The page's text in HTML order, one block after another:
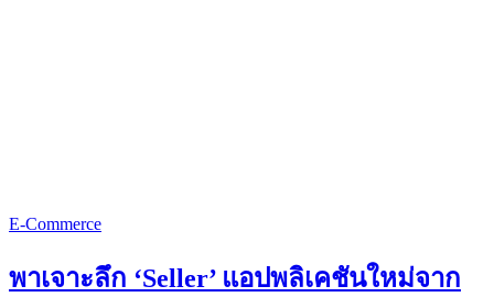
E-Commerce
พาเจาะลึก ‘Seller’ แอปพลิเคชันใหม่จาก